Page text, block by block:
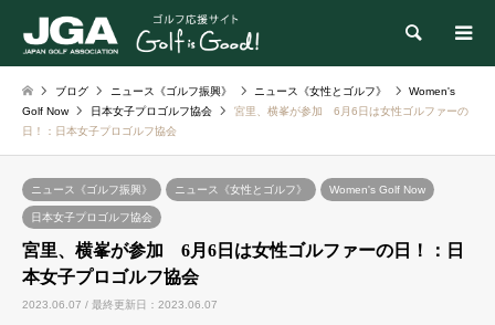
検索
ブログ ニュース《ゴルフ振興》 ニュース《女性とゴルフ》
Women's
Golf Now
日本女子プロゴルフ協会
宮里、横峯が参加 6月6日は女性ゴルファーの
日！：日本女子プロゴルフ協会
ニュース《ゴルフ振興》 ニュース《女性とゴルフ》 Women's Golf Now
日本女子プロゴルフ協会
宮里、横峯が参加 6月6日は女性ゴルファーの日！：日
本女子プロゴルフ協会
2023.06.07 / 最終更新日：2023.06.07